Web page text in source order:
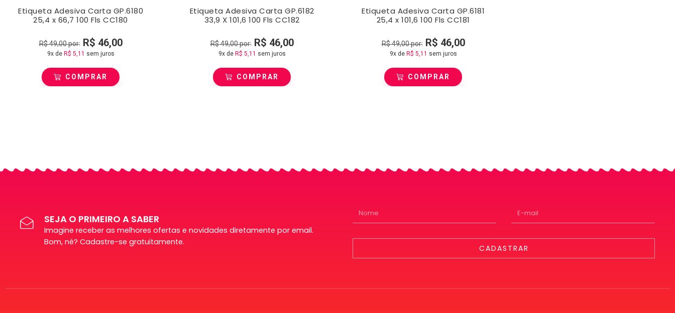
Etiqueta Adesiva Carta GP.6180
25,4 x 66,7 100 Fls CC180
R$49,00por: R$ 46,00
9x de R$ 5,11 sem juros
COMPRAR
Etiqueta Adesiva Carta GP.6182
33,9 X 101,6 100 Fls CC182
R$49,00por: R$ 46,00
9x de R$ 5,11 sem juros
COMPRAR
Etiqueta Adesiva Carta GP.6181
25,4 x 101,6 100 Fls CC181
R$49,00por: R$ 46,00
9x de R$ 5,11 sem juros
COMPRAR
SEJA O PRIMEIRO A SABER
Imagine receber as melhores ofertas e novidades diretamente por email.
Bom, né? Cadastre-se gratuitamente.
CADASTRAR